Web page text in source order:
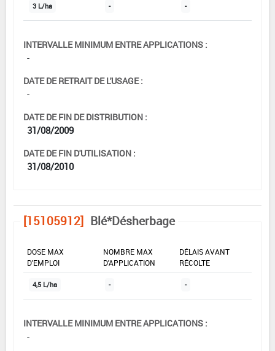
3 L/ha - -
INTERVALLE MINIMUM ENTRE APPLICATIONS :
-
DATE DE RETRAIT DE L'USAGE :
-
DATE DE FIN DE DISTRIBUTION :
31/08/2009
DATE DE FIN D'UTILISATION :
31/08/2010
[15105912] Blé*Désherbage
DOSE MAX
D'EMPLOI
NOMBRE MAX
D'APPLICATION
DÉLAIS AVANT
RÉCOLTE
4,5 L/ha - -
INTERVALLE MINIMUM ENTRE APPLICATIONS :
-